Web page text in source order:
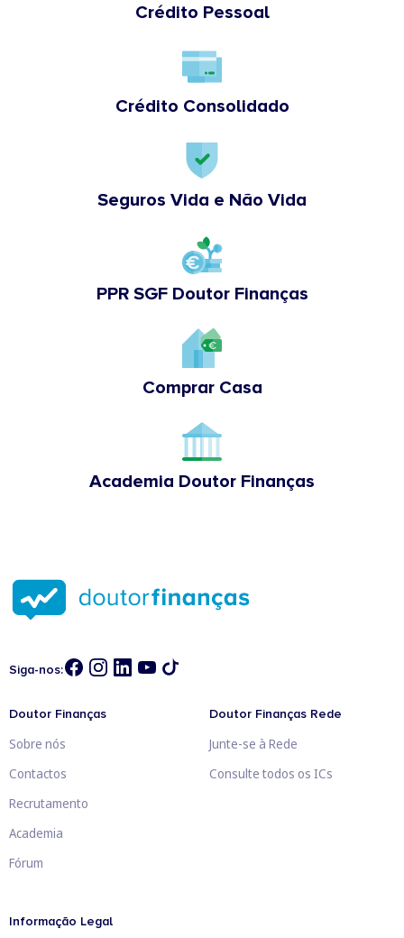
Crédito Pessoal
Crédito Consolidado
Seguros Vida e Não Vida
PPR SGF Doutor Finanças
Comprar Casa
Academia Doutor Finanças
Siga-nos:
Doutor Finanças
Sobre nós
Contactos
Recrutamento
Academia
Fórum
Doutor Finanças Rede
Junte-se à Rede
Consulte todos os ICs
Informação Legal